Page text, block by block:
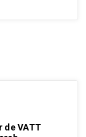
de VATT